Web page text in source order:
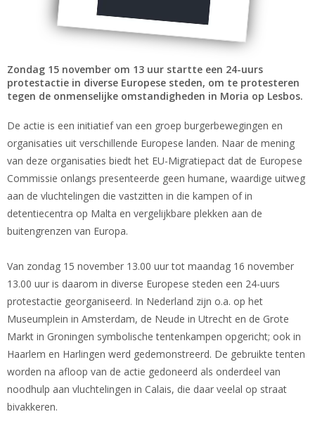
Zondag 15 november om 13 uur startte een 24-uurs
protestactie in diverse Europese steden, om te protesteren
tegen de onmenselijke omstandigheden in Moria op Lesbos.
De actie is een initiatief van een groep burgerbewegingen en
organisaties uit verschillende Europese landen. Naar de mening
van deze organisaties biedt het EU-Migratiepact dat de Europese
Commissie onlangs presenteerde geen humane, waardige uitweg
aan de vluchtelingen die vastzitten in die kampen of in
detentiecentra op Malta en vergelijkbare plekken aan de
buitengrenzen van Europa.
Van zondag 15 november 13.00 uur tot maandag 16 november
13.00 uur is daarom in diverse Europese steden een 24-uurs
protestactie georganiseerd. In Nederland zijn o.a. op het
Museumplein in Amsterdam, de Neude in Utrecht en de Grote
Markt in Groningen symbolische tentenkampen opgericht; ook in
Haarlem en Harlingen werd gedemonstreerd. De gebruikte tenten
worden na afloop van de actie gedoneerd als onderdeel van
noodhulp aan vluchtelingen in Calais, die daar veelal op straat
bivakkeren.